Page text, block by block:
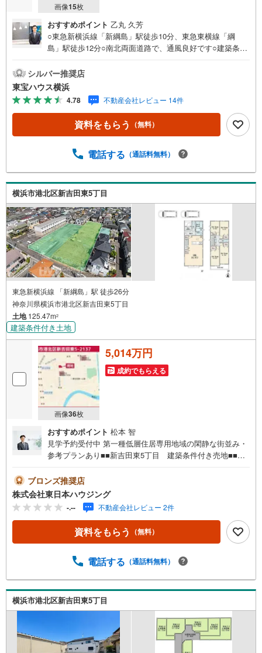
画像15枚
おすすめポイント 乙丸 久芳
○東急新横浜線「新綱島」駅徒歩10分、東急東横線「綱
島」駅徒歩12分○南北両面道路で、通風良好です○建築条件
＝＝＝＝＝＝＝＝＝＝＝＝＝＝＝提携銀行 横浜銀行利用
可変動金利35年の場合 金利 0.920％（諸条件あり）横浜
銀行 提携金利＝＝＝＝＝＝＝＝＝＝＝＝＝＝＝・年齢制
限/20歳以上65歳以下で完済時満80歳未満の方・返済期間/3
5年・利率/年利0.92％ （変動金利の場合）※店頭金利より
当初期間 -2.205％（35年）の適用を受けた場合・保証料/0
は2026年4月時点のものであり、実際の適用金利は融資実
とに調整されます（ただし、前返済額の1.25倍が限度）
シルバー推奨店
東宝ハウス横浜
4.78 不動産会社レビュー 14件
資料をもらう （無料）
電話する （通話料無料）
横浜市港北区新吉田東5丁目
東急新横浜線 「新綱島」駅 徒歩26分
神奈川県横浜市港北区新吉田東5丁目
土地125.47m2
建築条件付き土地
画像36枚
5,014万円
成約でもらえる
おすすめポイント 松本 智
見学予約受付中 第一種低層住居専用地域の閑静な街並み・
参考プランあり■■新吉田東5丁目 建築条件付き売地■■・
駅までもフラットアプローチ・全19棟のビッグコミュニテ
ィ！新しい街並みが誕生します建物参考プランがあり、暮
らしをイメージしやすい条件付き売地。静かな住環境と心
地よい日差しを、ぜひ現地でご確認ください。周辺環境や
駅までのルートなどもご案内いたします。 キッズコーナー
完備 提携駐車場あり ご来店プレゼントあり お問い合わせ
いプランをご提案■お支払いシミュレーションを基に、諸費
す【営業時間 9:00-19:00】定休日:なし（年末年始を除く）
上記時間はお電話が繋がりやすくなっております。ぜひお
気軽にご連絡下さい！現地を見学される場合は「室内・現
地を見学する（無料）」ボタンよりご希望の日時をご記入
いただけますとスムーズにご案内が可能です。
ブロンズ推奨店
株式会社東日本ハウジング
-.-- 不動産会社レビュー 2件
資料をもらう （無料）
電話する （通話料無料）
横浜市港北区新吉田東5丁目